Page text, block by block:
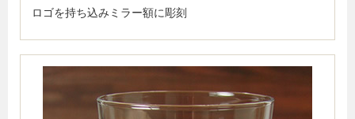
ロゴを持ち込みミラー額に彫刻